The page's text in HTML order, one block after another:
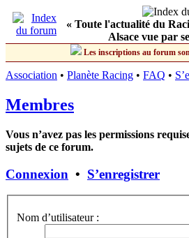
« Toute l'actualité du
Alsace vue par
Les inscriptions au forum
Association • Planète Racing • FAQ •
Membres
Vous n’avez pas les permissions
sujets de ce forum.
Connexion • S’enregistrer
Nom d’utilisateur :